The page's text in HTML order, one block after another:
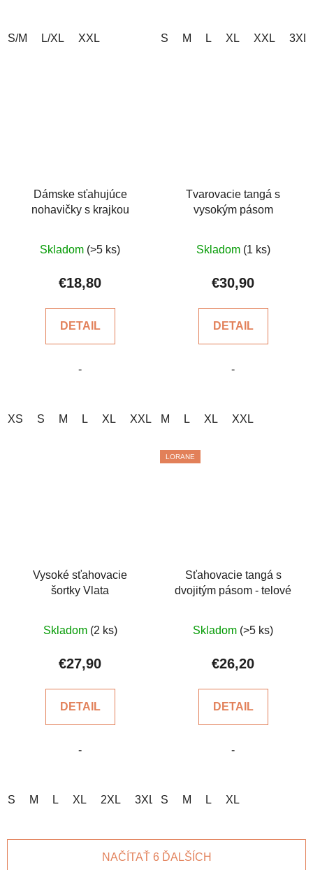
S/M L/XL XXL S M L XL XXL 3XL
Dámske sťahujúce
nohavičky s krajkou
hodnotenie
produktu
z
hviezdičiek.
Skladom (>5 ks)
€18,80
DETAIL
-
XS S M L XL XXL 3XL
Tvarovacie tangá s
vysokým pásom
hodnotenie
produktu
z
hviezdičiek.
Skladom (1 ks)
€30,90
DETAIL
-
M L XL XXL
Vysoké sťahovacie
šortky Vlata
hodnotenie
produktu
z
hviezdičiek.
Skladom (2 ks)
€27,90
DETAIL
-
S M L XL 2XL 3XL
LORANE
Sťahovacie tangá s
dvojitým pásom - telové
hodnotenie
produktu
z
hviezdičiek.
Skladom (>5 ks)
€26,20
DETAIL
-
S M L XL
NAČÍTAŤ 6 ĎALŠÍCH